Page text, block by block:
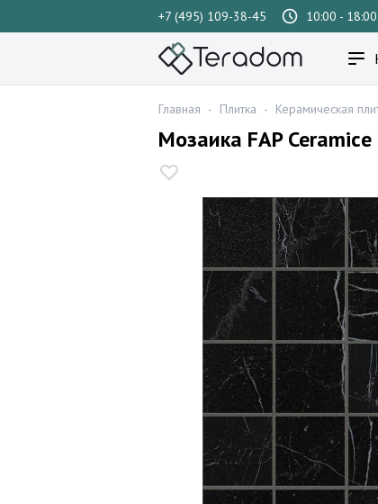
+7 (495) 109-38-45 10:00 - 18:00
Главная - Плитка - Керамическая
Мозаика FAP